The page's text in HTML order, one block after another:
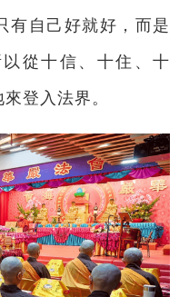
有自己好就好，而是
從十信、十住、十
登入法界。